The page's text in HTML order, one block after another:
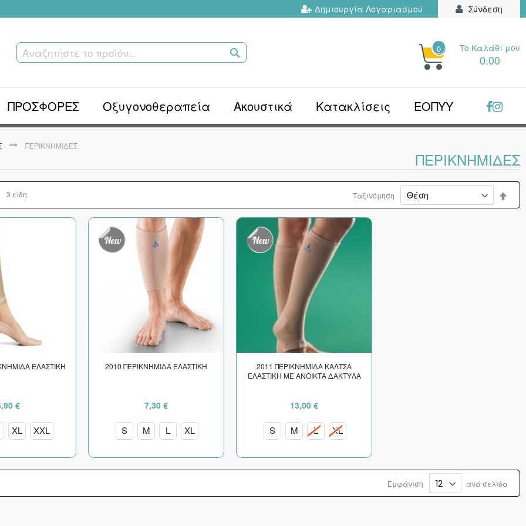
Σύνδεση
Δημιουργία Λογαριασμού
Το Kαλάθι μου
0.00
0
ΠΡΟΣΦΟΡΕΣ Οξυγονοθεραπεία Ακουστικά Κατακλίσεις ΕΟΠΥΥ
ΠΕΡΙΚΝΗΜΊΔΕΣ
ΠΕΡΙΚΝΗΜΊΔΕΣ
3 είδη Ταξινόμηση
ΕΛΑΣΤΙΚΗ
€
XL XXL
2010 ΠΕΡΙΚΝΗΜΙΔΑ ΕΛΑΣΤΙΚΗ
7,30 €
S M L XL
2011 ΠΕΡΙΚΝΗΜΙΔΑ ΚΑΛΤΣΑ
ΕΛΑΣΤΙΚΗ ΜΕ ΑΝΟΙΚΤΑ ΔΑΚΤΥΛΑ
13,00 €
S M L XL
Εμφάνιση ανά σελίδα